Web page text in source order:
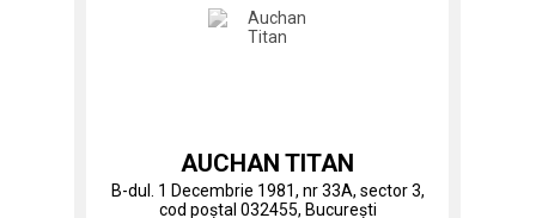
AUCHAN TITAN
B-dul. 1 Decembrie 1981, nr 33A, sector 3,
cod poștal 032455, București